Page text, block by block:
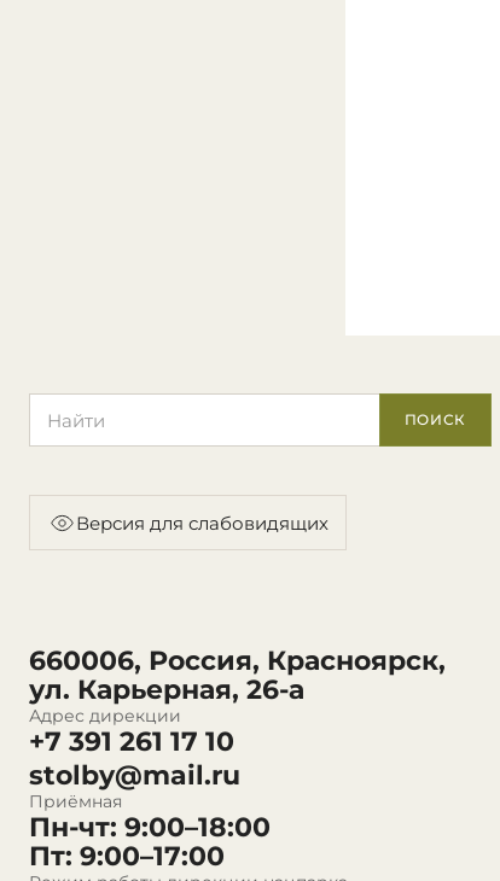
ПОИСК
Версия для слабовидящих
660006, Россия, Красноярск,
ул. Карьерная, 26-а
Адрес дирекции
+7 391 261 17 10
stolby@mail.ru
Приёмная
Пн-чт: 9:00–18:00
Пт: 9:00–17:00